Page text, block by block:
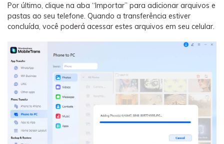
Por último, clique na aba “Importar” para adicionar arquivos e
pastas ao seu telefone. Quando a transferência estiver
concluída, você poderá acessar estes arquivos em seu celular.